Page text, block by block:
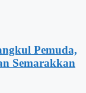
Pemuda,
Semarakkan